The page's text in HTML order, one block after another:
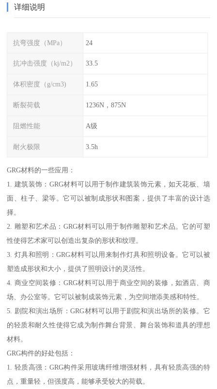
详细说明
抗弯强度（MPa） 24
抗冲击强度（kj/m2） 33.5
体积密度（g/cm3) 1.65
断裂荷载 1236N，875N
阻燃性能 A级
耐火极限 3.5h
GRG材料的一些应用：
1. 建筑装饰：GRG材料可以用于制作建筑装饰元素，如天花板、墙
面、柱子、梁等。它可以被制成形状和图案，提供了丰富的设计选
择。
2. 雕塑和艺术品：GRG材料可以用于制作雕塑和艺术品。它的可塑
性使得艺术家可以创造出复杂的形状和纹理。
3. 灯具和照明：GRG材料可以用来制作灯具和照明设备。它可以被
塑造成形状和大小，提供了照明设计的灵活性。
4. 商业空间装修：GRG材料可以用于商业空间的装修，如酒店、商
场、办公室等。它可以被制成装饰元素，为空间增添美感和特性。
5. 剧院和演出场所：GRG材料可以用于剧院和演出场所的装修。它
的轻质和耐久性使得它成为制作舞台背景、舞台装饰和道具的理想
材料。
GRG构件的好处包括：
1. 轻质高强：GRG构件采用玻璃纤维增强材料，具有轻质高强的特
点，重量轻，但强度高，能够承受较大的荷载。